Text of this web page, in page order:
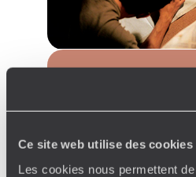
Ce site web utilise des cookies
Les cookies nous permettent
Guide Pratique
Quand partir au